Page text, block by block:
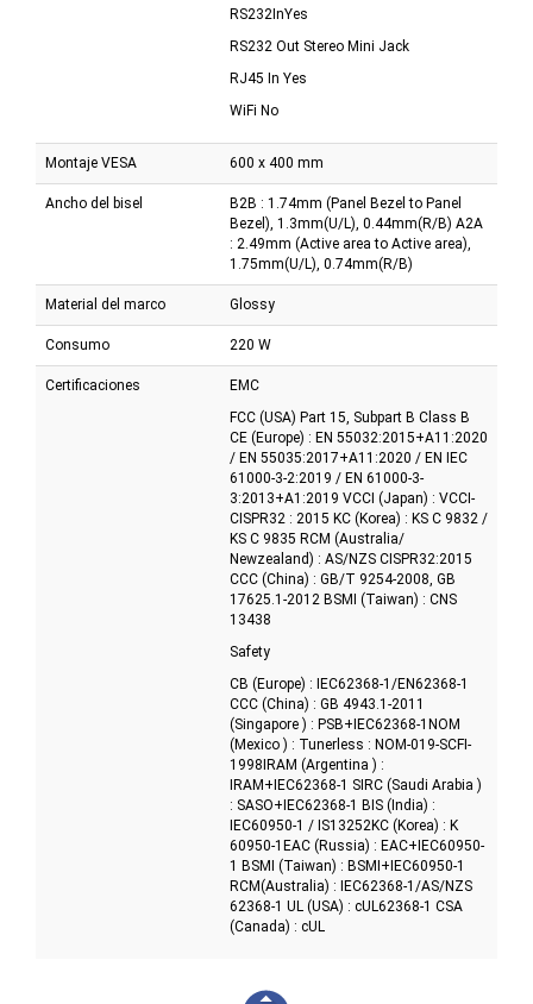
RS232InYes
RS232 Out Stereo Mini Jack
RJ45 In Yes
WiFi No
Montaje VESA 600 x 400 mm
Ancho del bisel
B2B : 1.74mm (Panel Bezel to Panel
Bezel), 1.3mm(U/L), 0.44mm(R/B) A2A
: 2.49mm (Active area to Active area),
1.75mm(U/L), 0.74mm(R/B)
Material del marco Glossy
Consumo 220 W
Certificaciones
EMC
FCC (USA) Part 15, Subpart B Class B
CE (Europe) : EN 55032:2015+A11:2020
/ EN 55035:2017+A11:2020 / EN IEC
61000-3-2:2019 / EN 61000-3-
3:2013+A1:2019 VCCI (Japan) : VCCI-
CISPR32 : 2015 KC (Korea) : KS C 9832 /
KS C 9835 RCM (Australia/
Newzealand) : AS/NZS CISPR32:2015
CCC (China) : GB/T 9254-2008, GB
17625.1-2012 BSMI (Taiwan) : CNS
13438
Safety
CB (Europe) : IEC62368-1/EN62368-1
CCC (China) : GB 4943.1-2011
(Singapore ) : PSB+IEC62368-1NOM
(Mexico ) : Tunerless : NOM-019-SCFI-
1998IRAM (Argentina ) :
IRAM+IEC62368-1 SIRC (Saudi Arabia )
: SASO+IEC62368-1 BIS (India) :
IEC60950-1 / IS13252KC (Korea) : K
60950-1EAC (Russia) : EAC+IEC60950-
1 BSMI (Taiwan) : BSMI+IEC60950-1
RCM(Australia) : IEC62368-1/AS/NZS
62368-1 UL (USA) : cUL62368-1 CSA
(Canada) : cUL